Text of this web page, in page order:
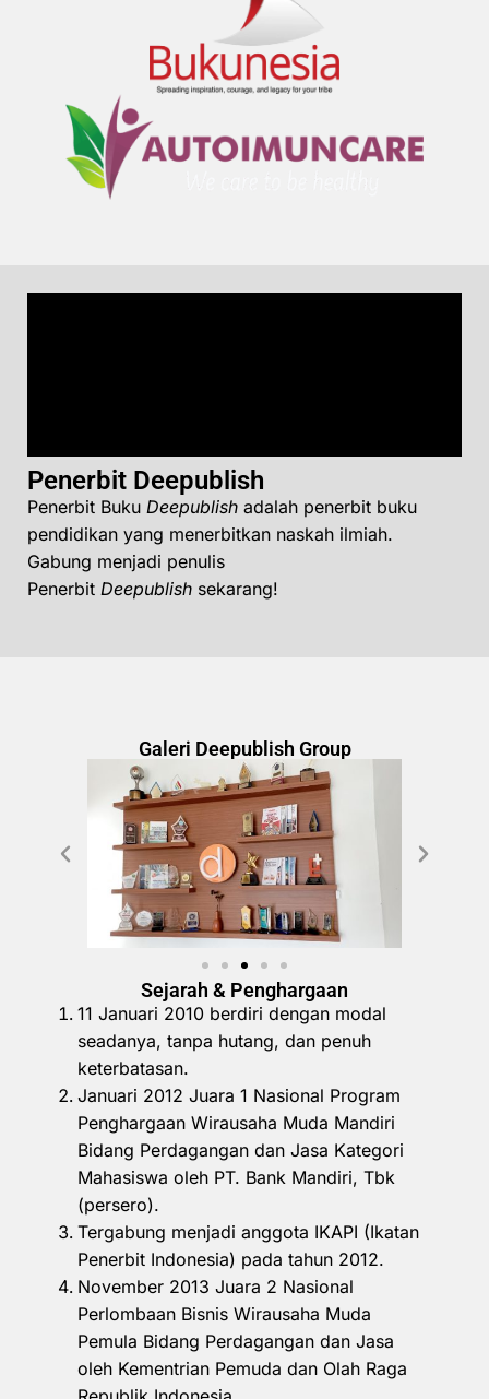
Penerbit Deepublish
Penerbit Buku Deepublish adalah penerbit buku
pendidikan yang menerbitkan naskah ilmiah.
Gabung menjadi penulis
Penerbit Deepublish sekarang!
Galeri Deepublish Group
Sejarah & Penghargaan
11 Januari 2010 berdiri dengan modal
seadanya, tanpa hutang, dan penuh
keterbatasan.
Januari 2012 Juara 1 Nasional Program
Penghargaan Wirausaha Muda Mandiri
Bidang Perdagangan dan Jasa Kategori
Mahasiswa oleh PT. Bank Mandiri, Tbk
(persero).
Tergabung menjadi anggota IKAPI (Ikatan
Penerbit Indonesia) pada tahun 2012.
November 2013 Juara 2 Nasional
Perlombaan Bisnis Wirausaha Muda
Pemula Bidang Perdagangan dan Jasa
oleh Kementrian Pemuda dan Olah Raga